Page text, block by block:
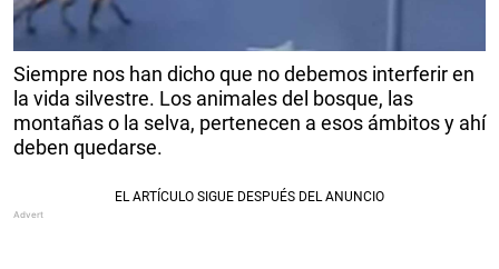
Siempre nos han dicho que no debemos interferir en
la vida silvestre. Los animales del bosque, las
montañas o la selva, pertenecen a esos ámbitos y ahí
deben quedarse.